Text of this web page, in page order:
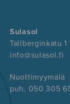
Sulasol
Tallberginkatu
info@sulasol.fi
Nuottimyymälä
puh. 050 305